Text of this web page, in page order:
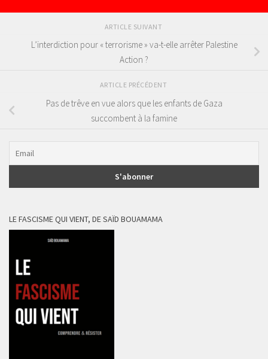
ARTICLE SUIVANT
L’interdiction pour « terrorisme » va-t-elle arrêter Palestine
Action ?
ARTICLE PRÉCÉDENT
Pas de trêve en vue alors que les enfants de Gaza
succombent à la famine
LE FASCISME QUI VIENT, DE SAÏD BOUAMAMA